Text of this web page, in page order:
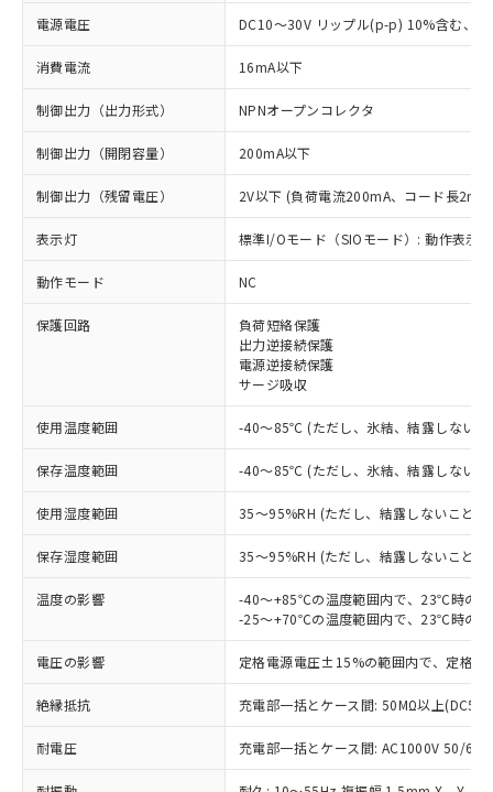
電源電圧 DC10～30V リップル(p-p) 10%含む、
消費電流 16mA以下
制御出力（出力形式） NPNオープンコレクタ
制御出力（開閉容量） 200mA以下
制御出力（残留電圧） 2V以下 (負荷電流200mA、コード長2m
表示灯 標準I/Oモード（SIOモード）: 動作表示
動作モード NC
保護回路
負荷短絡保護
出力逆接続保護
電源逆接続保護
サージ吸収
使用温度範囲 -40～85℃ (ただし、氷結、結露しないこ
保存温度範囲 -40～85℃ (ただし、氷結、結露しないこ
使用湿度範囲 35～95%RH (ただし、結露しないこと)
保存湿度範囲 35～95%RH (ただし、結露しないこと)
温度の影響
-40～+85℃の温度範囲内で、23℃時の
-25～+70℃の温度範囲内で、23℃時の
電圧の影響 定格電源電圧±15%の範囲内で、定格
絶縁抵抗 充電部一括とケース間: 50MΩ以上
耐電圧 充電部一括とケース間: AC1000V 50/
ご利用条件
以下の条件をお読みいただき、同意のうえ
ご利用ください。
本サービスは、当社制御機器事業取扱
商品の当社在庫状況および標準価格
(税抜)を提供させていただくもので
当社制御機器事業取扱商品の中には、
本サービスの対象外となる商品もある
ことをご了承ください。
在庫状況および標準価格照会結果は、
記載している更新日時点での社内デー
※1 対応状況
対応済み：EU RoHS指令（10物質）の
非含有に対応した製品が提供可能な商品で
す。
対応予定：EU RoHS指令（10物質）の非含
有に対応した製品に切り替える予定のある
対応予定なし：EU RoHS指令（10物質）の
非含有に非対応の商品で、対応品を出す予
定はありません。
調査・確認中：EU RoHS指令（10物質）の
非含有の対応状況を調査中または確認中の
非該当品：ライセンス料など無形物で、有
仕入先様の事情により、非含有部品として
いたものが、含有品と判明した場合などや
むを得ず変更することがあります。
※1 中国RoHS○×表
「○」：最大均質材料含有率が中国RoHSの
基準値以下であることを示します。
「×」：最大均質材料含有率が中国RoHSの
「－」：未確認です。当社販売部門へお問
い合わせください。
当社は、これら貴社製品のうち、外国
為替および外国貿易法に定める商品
（以下｢規制貨物等」という）を輸出